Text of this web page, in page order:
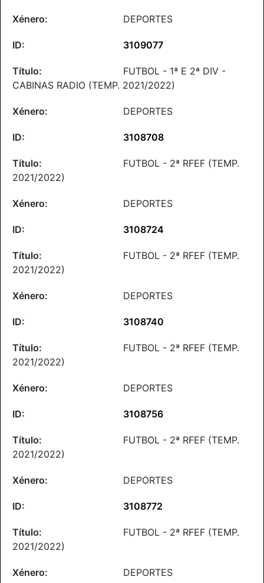
DEPORTES
3109077
FUTBOL - 1ª E 2ª DIV -
CABINAS RADIO (TEMP. 2021/2022)
DEPORTES
3108708
FUTBOL - 2ª RFEF (TEMP.
2021/2022)
DEPORTES
3108724
FUTBOL - 2ª RFEF (TEMP.
2021/2022)
DEPORTES
3108740
FUTBOL - 2ª RFEF (TEMP.
2021/2022)
DEPORTES
3108756
FUTBOL - 2ª RFEF (TEMP.
2021/2022)
DEPORTES
3108772
FUTBOL - 2ª RFEF (TEMP.
2021/2022)
DEPORTES